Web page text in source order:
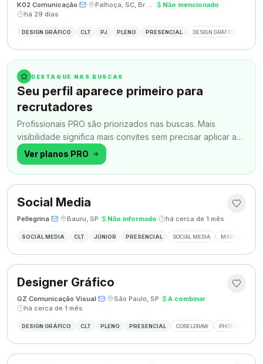
K02 Comunicação· · Palhoça, SC, Brasil · Não mencionado·
há 29 dias
DESIGN GRÁFICO CLT PJ PLENO PRESENCIAL DESIGN GRÁFICO
DESTAQUE NAS BUSCAS
Seu perfil aparece primeiro para
recrutadores
Profissionais PRO são priorizados nas buscas. Mais
visibilidade significa mais convites sem precisar aplicar a
todo momento.
Ver planos PRO
Social Media
Pellegrina· · Bauru, SP· Não informado· há cerca de 1 mês
SOCIAL MEDIA CLT JÚNIOR PRESENCIAL SOCIAL MEDIA MARKETING
Designer Gráfico
GZ Comunicação Visual· · São Paulo, SP· A combinar·
há cerca de 1 mês
DESIGN GRÁFICO CLT PLENO PRESENCIAL CORELDRAW PHOTOSHOP